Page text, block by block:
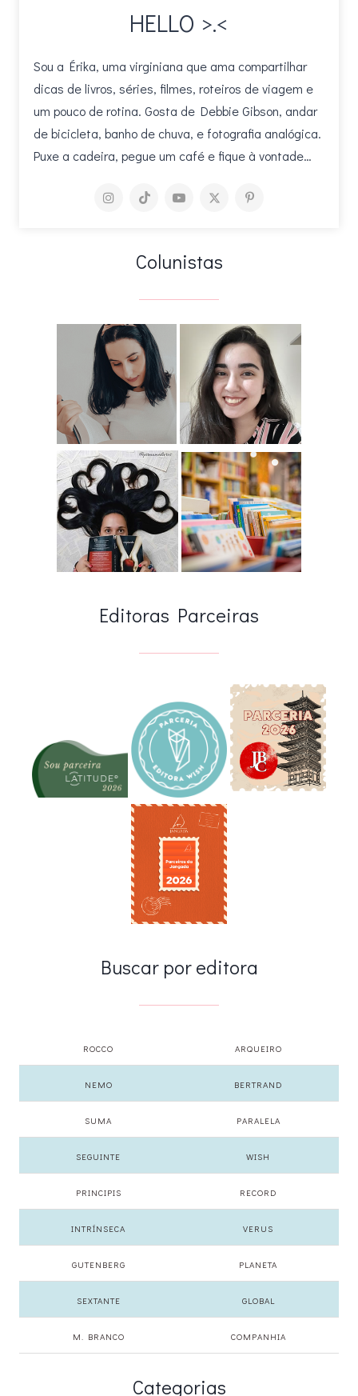
HELLO >.<
Sou a Érika, uma virginiana que ama compartilhar
dicas de livros, séries, filmes, roteiros de viagem e
um pouco de rotina. Gosta de Debbie Gibson, andar
de bicicleta, banho de chuva, e fotografia analógica.
Puxe a cadeira, pegue um café e fique à vontade…
Colunistas
Editoras Parceiras
Buscar por editora
ROCCO ARQUEIRO
NEMO BERTRAND
SUMA PARALELA
SEGUINTE WISH
PRINCIPIS RECORD
INTRÍNSECA VERUS
GUTENBERG PLANETA
SEXTANTE GLOBAL
M. BRANCO COMPANHIA
Categorias